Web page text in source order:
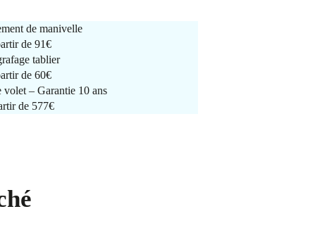
de manivelle
de91€
tablier
de60€
– Garantie 10 ans
de 577€